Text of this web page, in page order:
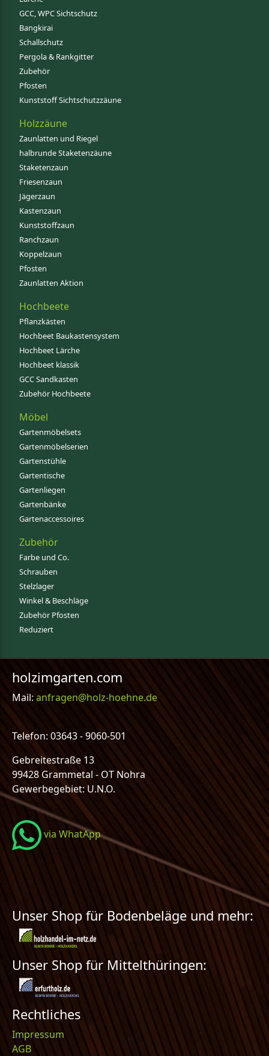
GCC, WPC Sichtschutz
Bangkirai
Schallschutz
Pergola & Rankgitter
Zubehör
Pfosten
Kunststoff Sichtschutzzäune
Holzzäune
Zaunlatten und Riegel
halbrunde Staketenzäune
Staketenzaun
Friesenzaun
Jägerzaun
Kastenzaun
Kunststoffzaun
Ranchzaun
Koppelzaun
Pfosten
Zaunlatten Aktion
Hochbeete
Pflanzkästen
Hochbeet Baukastensystem
Hochbeet Lärche
Hochbeet klassik
GCC Sandkasten
Zubehör Hochbeete
Möbel
Gartenmöbelsets
Gartenmöbelserien
Gartenstühle
Gartentische
Gartenliegen
Gartenbänke
Gartenaccessoires
Zubehör
Farbe und Co.
Schrauben
Stelzlager
Winkel & Beschläge
Zubehör Pfosten
Reduziert
holzimgarten.com
Mail:anfragen@holz-hoehne.de
Telefon: 03643 - 9060-501
Gebreitestraße 13
99428 Grammetal - OT Nohra
Gewerbegebiet: U.N.O.
via WhatApp
Unser Shop für Bodenbeläge und mehr:
Unser Shop für Mittelthüringen:
Rechtliches
Impressum
AGB